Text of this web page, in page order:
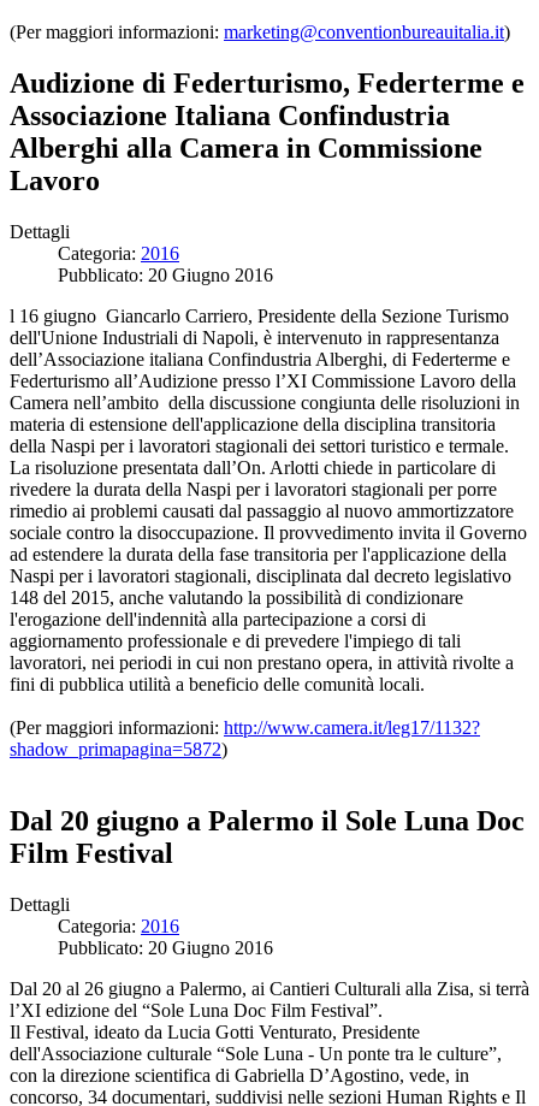
(Per maggiori informazioni: marketing@conventionbureauitalia.it)
Audizione di Federturismo, Federterme e
Associazione Italiana Confindustria
Alberghi alla Camera in Commissione
Lavoro
Dettagli
Categoria: 2016
Pubblicato: 20 Giugno 2016
l 16 giugno Giancarlo Carriero, Presidente della Sezione Turismo
dell'Unione Industriali di Napoli, è intervenuto in rappresentanza
dell’Associazione italiana Confindustria Alberghi, di Federterme e
Federturismo all’Audizione presso l’XI Commissione Lavoro della
Camera nell’ambito della discussione congiunta delle risoluzioni in
materia di estensione dell'applicazione della disciplina transitoria
della Naspi per i lavoratori stagionali dei settori turistico e termale.
La risoluzione presentata dall’On. Arlotti chiede in particolare di
rivedere la durata della Naspi per i lavoratori stagionali per porre
rimedio ai problemi causati dal passaggio al nuovo ammortizzatore
sociale contro la disoccupazione. Il provvedimento invita il Governo
ad estendere la durata della fase transitoria per l'applicazione della
Naspi per i lavoratori stagionali, disciplinata dal decreto legislativo
148 del 2015, anche valutando la possibilità di condizionare
l'erogazione dell'indennità alla partecipazione a corsi di
aggiornamento professionale e di prevedere l'impiego di tali
lavoratori, nei periodi in cui non prestano opera, in attività rivolte a
fini di pubblica utilità a beneficio delle comunità locali.
(Per maggiori informazioni: http://www.camera.it/leg17/1132?
shadow_primapagina=5872)
Dal 20 giugno a Palermo il Sole Luna Doc
Film Festival
Dettagli
Categoria: 2016
Pubblicato: 20 Giugno 2016
Dal 20 al 26 giugno a Palermo, ai Cantieri Culturali alla Zisa, si terrà
l’XI edizione del “Sole Luna Doc Film Festival”.
Il Festival, ideato da Lucia Gotti Venturato, Presidente
dell'Associazione culturale “Sole Luna - Un ponte tra le culture”,
con la direzione scientifica di Gabriella D’Agostino, vede, in
concorso, 34 documentari, suddivisi nelle sezioni Human Rights e Il